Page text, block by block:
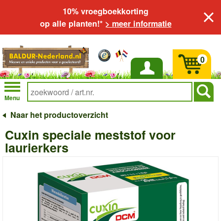
10% vroegboekkorting
op alle planten!* > meer informatie
Inloggen
Menu
0
Naar het productoverzicht
Cuxin speciale meststof voor
laurierkers